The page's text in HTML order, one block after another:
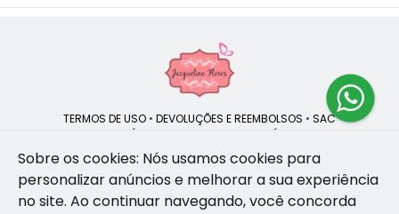
TERMOS DE USO • DEVOLUÇÕES E REEMBOLSOS • SAC
POLÍTICA DE PRIVACIDADE POLÍTICA DE COOKIES
Jacqueline Flores | CNPJ: 47.335.418/0001-13
Sobre os cookies: Nós usamos cookies para
personalizar anúncios e melhorar a sua experiência
no site. Ao continuar navegando, você concorda